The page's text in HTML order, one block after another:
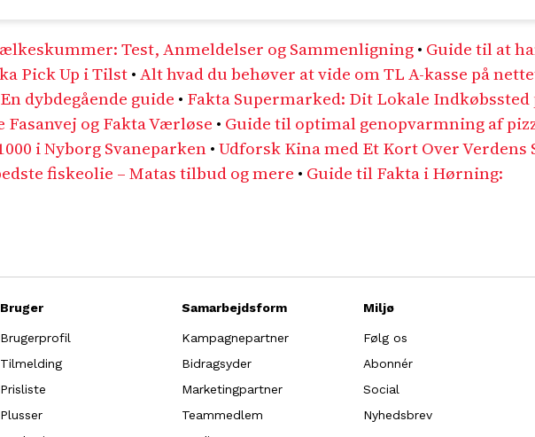
Test, Anmeldelser og Sammenligning• Guide til at
Pick Up i Tilst•Alt hvad du behøver at vide om TL A-kasse på
dybdegående guide • Fakta Supermarked: Dit Lokale Indkøbssted
og Fakta Værløse • Guide til optimal genopvarmning af
i Nyborg Svaneparken•Udforsk Kina med Et Kort Over Verdens
fiskeolie – Matas tilbud og mere • Guide til Fakta i Hørning:
Bruger
Brugerprofil
Tilmelding
Prisliste
Plusser
Samarbejdsform
Kampagnepartner
Bidragsyder
Marketingpartner
Teammedlem
Miljø
Følg os
Abonnér
Social
Nyhedsbrev